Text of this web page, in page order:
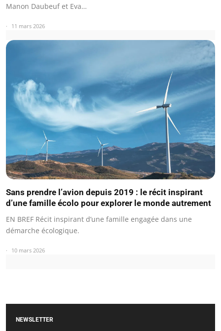
Manon Daubeuf et Eva…
11 mars 2026
Sans prendre l’avion depuis 2019 : le récit inspirant
d’une famille écolo pour explorer le monde autrement
EN BREF Récit inspirant d’une famille engagée dans une
démarche écologique.
10 mars 2026
NEWSLETTER